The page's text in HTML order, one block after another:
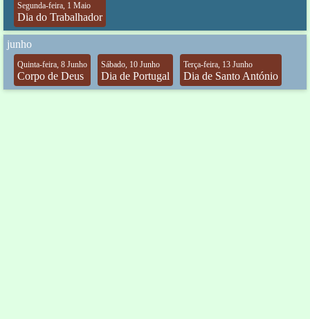
Segunda-feira, 1 Maio
Dia do Trabalhador
junho
Quinta-feira, 8 Junho
Corpo de Deus
Sábado, 10 Junho
Dia de Portugal
Terça-feira, 13 Junho
Dia de Santo António